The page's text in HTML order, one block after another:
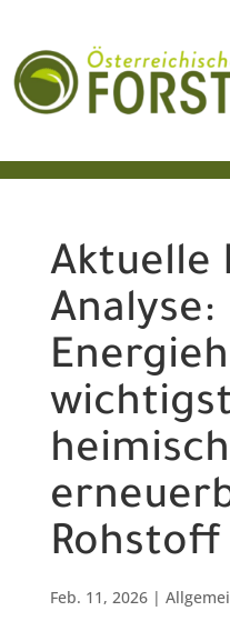
Aktuelle
Analyse:
Rohstoff
Feb. 11, 2026|